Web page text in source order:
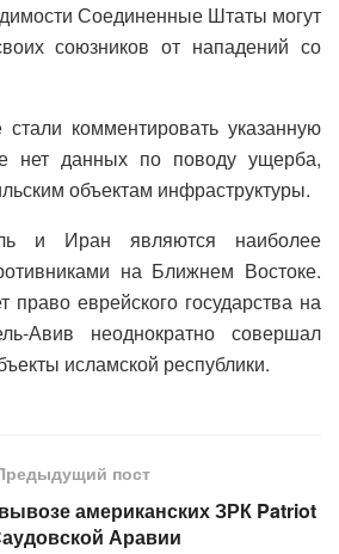
Соединенные Штаты могут
союзников от нападений со
комментировать указанную
нет данных по поводу ущерба,
объектам инфраструктуры.
и Иран являются наиболее
на Ближнем Востоке.
право еврейского государства на
Авив неоднократно совершал
исламской республики.
пост
американских ЗРК Patriot
Аравии